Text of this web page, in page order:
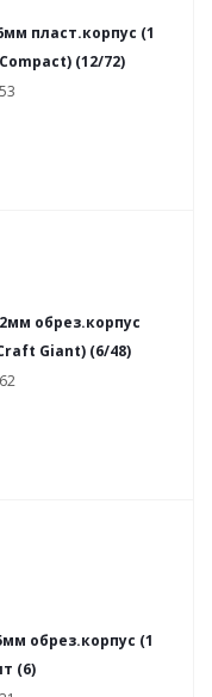
пласт.корпус (1
(12/72)
обрез.корпус
Giant) (6/48)
обрез.корпус (1
(6)